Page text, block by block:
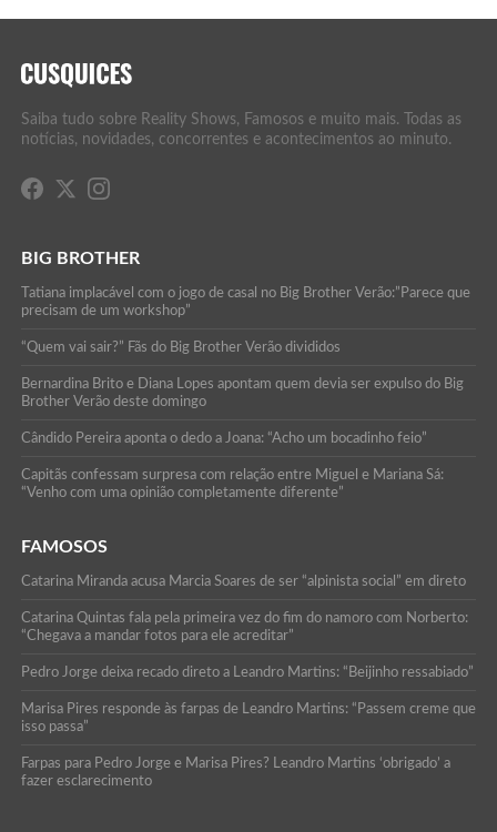
Saiba tudo sobre Reality Shows, Famosos e muito mais. Todas as
notícias, novidades, concorrentes e acontecimentos ao minuto.
BIG BROTHER
Tatiana implacável com o jogo de casal no Big Brother Verão:”Parece que
precisam de um workshop”
“Quem vai sair?” Fãs do Big Brother Verão divididos
Bernardina Brito e Diana Lopes apontam quem devia ser expulso do Big
Brother Verão deste domingo
Cândido Pereira aponta o dedo a Joana: “Acho um bocadinho feio”
Capitãs confessam surpresa com relação entre Miguel e Mariana Sá:
“Venho com uma opinião completamente diferente”
FAMOSOS
Catarina Miranda acusa Marcia Soares de ser “alpinista social” em direto
Catarina Quintas fala pela primeira vez do fim do namoro com Norberto:
“Chegava a mandar fotos para ele acreditar”
Pedro Jorge deixa recado direto a Leandro Martins: “Beijinho ressabiado”
Marisa Pires responde às farpas de Leandro Martins: “Passem creme que
isso passa”
Farpas para Pedro Jorge e Marisa Pires? Leandro Martins ‘obrigado’ a
fazer esclarecimento